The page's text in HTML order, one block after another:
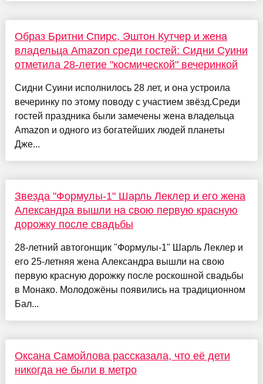
Образ Бритни Спирс, Эштон Кутчер и жена
владельца Amazon среди гостей: Сидни Суини
отметила 28-летие "космической" вечеринкой
Сидни Суини исполнилось 28 лет, и она устроила
вечеринку по этому поводу с участием звёзд.Среди
гостей праздника были замечены жена владельца
Amazon и одного из богатейших людей планеты
Дже...
Звезда "Формулы-1" Шарль Леклер и его жена
Александра вышли на свою первую красную
дорожку после свадьбы
28-летний автогонщик "Формулы-1" Шарль Леклер и
его 25-летняя жена Александра вышли на свою
первую красную дорожку после роскошной свадьбы
в Монако. Молодожёны появились на традиционном
Бал...
Оксана Самойлова рассказала, что её дети
никогда не были в метро